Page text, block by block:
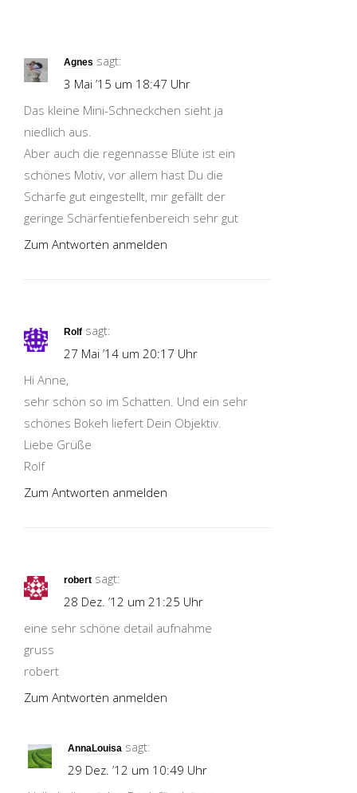
Agnes sagt:
3 Mai ’15 um 18:47 Uhr
Das kleine Mini-Schneckchen sieht ja
niedlich aus.
Aber auch die regennasse Blüte ist ein
schönes Motiv, vor allem hast Du die
Schärfe gut eingestellt, mir gefällt der
geringe Schärfentiefenbereich sehr gut
Zum Antworten anmelden
Rolf sagt:
27 Mai ’14 um 20:17 Uhr
Hi Anne,
sehr schön so im Schatten. Und ein sehr
schönes Bokeh liefert Dein Objektiv.
Liebe Grüße
Rolf
Zum Antworten anmelden
robert sagt:
28 Dez. ’12 um 21:25 Uhr
eine sehr schöne detail aufnahme
gruss
robert
Zum Antworten anmelden
AnnaLouisa sagt:
29 Dez. ’12 um 10:49 Uhr